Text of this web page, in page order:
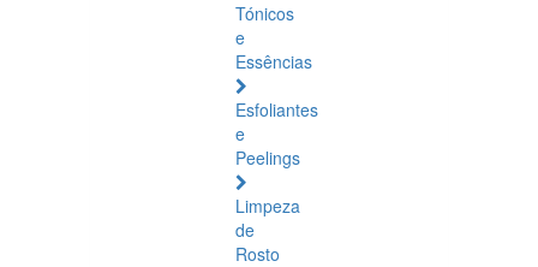
Tónicos
e
Essências
Esfoliantes
e
Peelings
Limpeza
de
Rosto